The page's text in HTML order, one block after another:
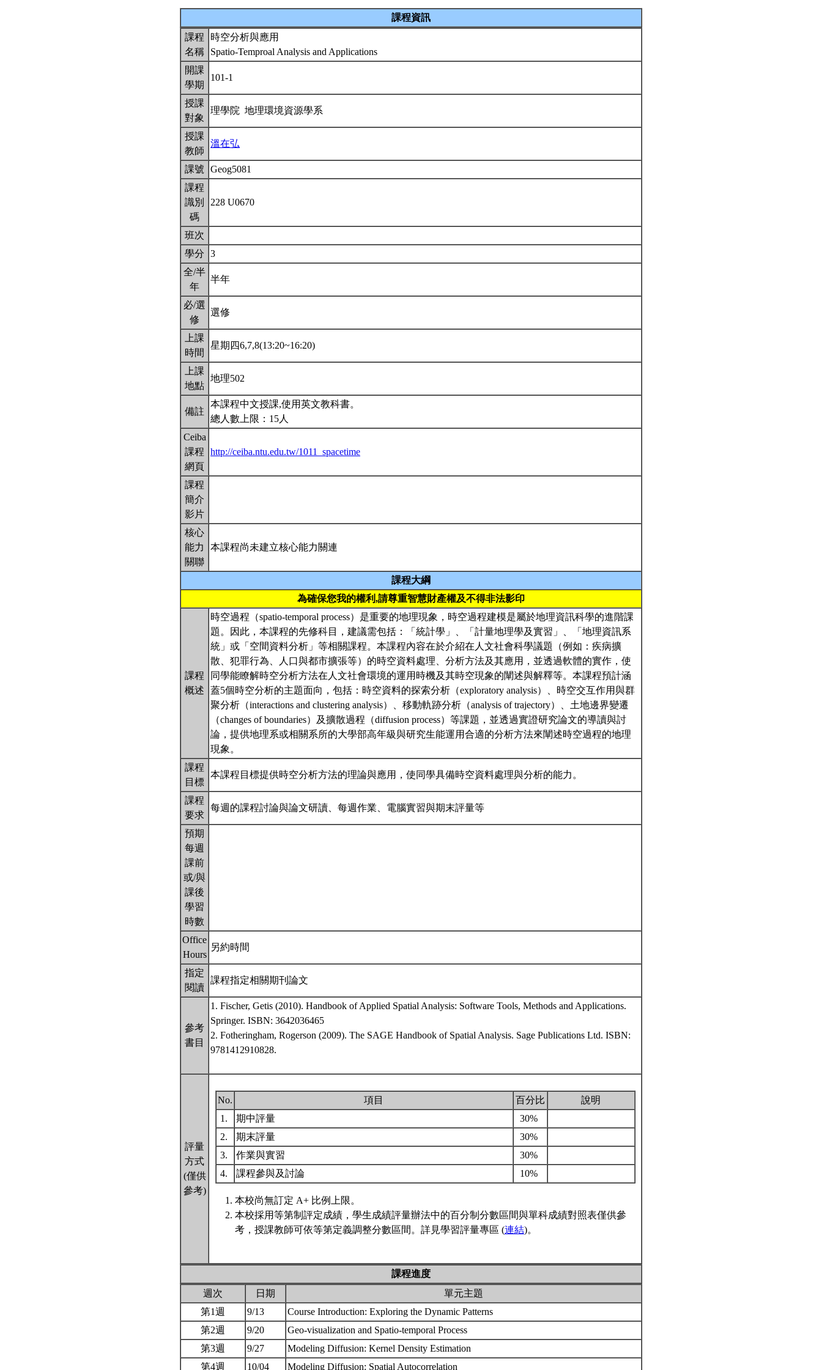
課程資訊
課程
名稱
時空分析與應用
Spatio-Temproal Analysis and Applications
開課
學期
101-1
授課
對象
理學院 地理環境資源學系
授課
教師
溫在弘
課號
Geog5081
課程
識別
碼
228 U0670
班次
學分
3
全/半
年
半年
必/選
修
選修
上課
時間
星期四6,7,8(13:20~16:20)
上課
地點
地理502
備註
本課程中文授課,使用英文教科書。
總人數上限：15人
Ceiba
課程
網頁
http://ceiba.ntu.edu.tw/1011_spacetime
課程
簡介
影片
核心
能力
關聯
本課程尚未建立核心能力關連
課程大綱
為確保您我的權利,請尊重智慧財產權及不得非法影印
課程
概述
時空過程（spatio-temporal process）是重要的地理現象，時空過程建模是屬於地理資訊科學的進階課
題。因此，本課程的先修科目，建議需包括：「統計學」、「計量地理學及實習」、「地理資訊系
統」或「空間資料分析」等相關課程。本課程內容在於介紹在人文社會科學議題（例如：疾病擴
散、犯罪行為、人口與都市擴張等）的時空資料處理、分析方法及其應用，並透過軟體的實作，使
同學能瞭解時空分析方法在人文社會環境的運用時機及其時空現象的闡述與解釋等。本課程預計涵
蓋5個時空分析的主題面向，包括：時空資料的探索分析（exploratory analysis）、時空交互作用與群
聚分析（interactions and clustering analysis）、移動軌跡分析（analysis of trajectory）、土地邊界變遷
（changes of boundaries）及擴散過程（diffusion process）等課題，並透過實證研究論文的導讀與討
論，提供地理系或相關系所的大學部高年級與研究生能運用合適的分析方法來闡述時空過程的地理
現象。
課程
目標
本課程目標提供時空分析方法的理論與應用，使同學具備時空資料處理與分析的能力。
課程
要求
每週的課程討論與論文研讀、每週作業、電腦實習與期末評量等
預期
每週
課前
或/與
課後
學習
時數
Office
Hours
另約時間
指定
閱讀
課程指定相關期刊論文
參考
書目
1. Fischer, Getis (2010). Handbook of Applied Spatial Analysis: Software Tools, Methods and Applications.
Springer. ISBN: 3642036465
2. Fotheringham, Rogerson (2009). The SAGE Handbook of Spatial Analysis. Sage Publications Ltd. ISBN:
9781412910828.
評量
方式
(僅供
參考)
No. 項目 百分比
說明
1.
期中評量
30%
2.
期末評量
30%
3.
作業與實習
30%
4.
課程參與及討論 10%
本校尚無訂定 A+ 比例上限。
本校採用等第制評定成績，學生成績評量辦法中的百分制分數區間與單科成績對照表僅供參
考，授課教師可依等第定義調整分數區間。詳見學習評量專區 (連結)。
課程進度
週次
日期
單元主題
第1週
9/13
Course Introduction: Exploring the Dynamic Patterns
第2週
9/20
Geo-visualization and Spatio-temporal Process
第3週
9/27
Modeling Diffusion: Kernel Density Estimation
第4週
10/04 Modeling Diffusion: Spatial Autocorrelation